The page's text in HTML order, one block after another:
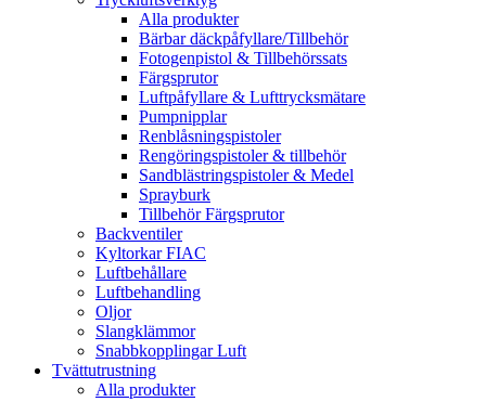
Alla produkter
Bärbar däckpåfyllare/Tillbehör
Fotogenpistol & Tillbehörssats
Färgsprutor
Luftpåfyllare & Lufttrycksmätare
Pumpnipplar
Renblåsningspistoler
Rengöringspistoler & tillbehör
Sandblästringspistoler & Medel
Sprayburk
Tillbehör Färgsprutor
Backventiler
Kyltorkar FIAC
Luftbehållare
Luftbehandling
Oljor
Slangklämmor
Snabbkopplingar Luft
Tvättutrustning
Alla produkter